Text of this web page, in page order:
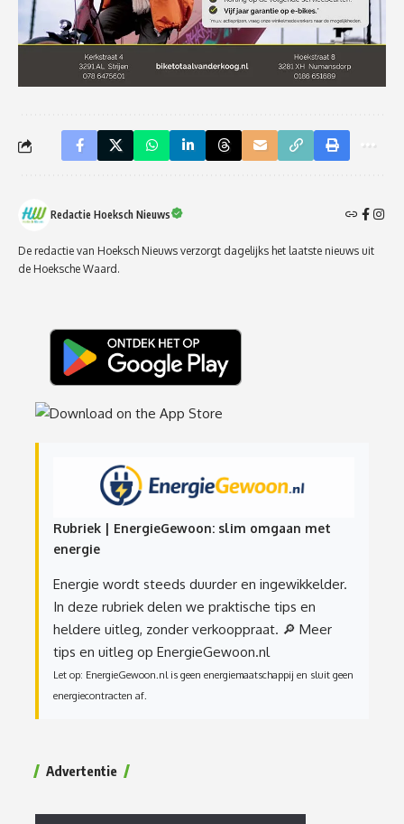
Redactie Hoeksch Nieuws
De redactie van Hoeksch Nieuws verzorgt dagelijks het laatste nieuws uit
de Hoeksche Waard.
Rubriek | EnergieGewoon: slim omgaan met
energie
Energie wordt steeds duurder en ingewikkelder.
In deze rubriek delen we praktische tips en
heldere uitleg, zonder verkooppraat. 🔎 Meer
tips en uitleg op EnergieGewoon.nl
Let op: EnergieGewoon.nl is geen energiemaatschappij en sluit geen
energiecontracten af.
Advertentie